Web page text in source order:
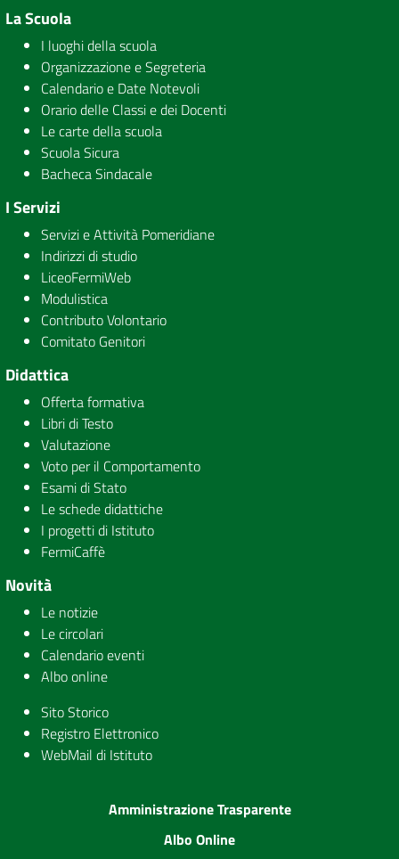
La Scuola
I luoghi della scuola
Organizzazione e Segreteria
Calendario e Date Notevoli
Orario delle Classi e dei Docenti
Le carte della scuola
Scuola Sicura
Bacheca Sindacale
I Servizi
Servizi e Attività Pomeridiane
Indirizzi di studio
LiceoFermiWeb
Modulistica
Contributo Volontario
Comitato Genitori
Didattica
Offerta formativa
Libri di Testo
Valutazione
Voto per il Comportamento
Esami di Stato
Le schede didattiche
I progetti di Istituto
FermiCaffè
Novità
Le notizie
Le circolari
Calendario eventi
Albo online
Sito Storico
Registro Elettronico
WebMail di Istituto
Amministrazione Trasparente
Albo Online